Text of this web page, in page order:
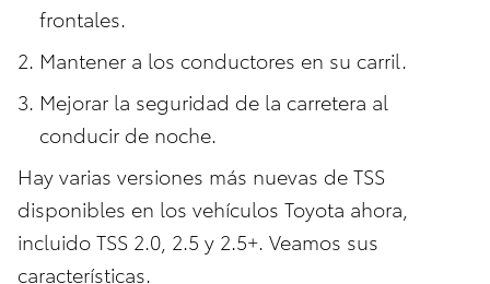
frontales.
Mantener a los conductores en su carril.
Mejorar la seguridad de la carretera al
conducir de noche.
Hay varias versiones más nuevas de TSS
disponibles en los vehículos Toyota ahora,
incluido TSS 2.0, 2.5 y 2.5+. Veamos sus
características.